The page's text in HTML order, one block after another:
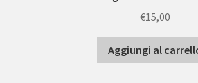
€15,00
Aggiungi al